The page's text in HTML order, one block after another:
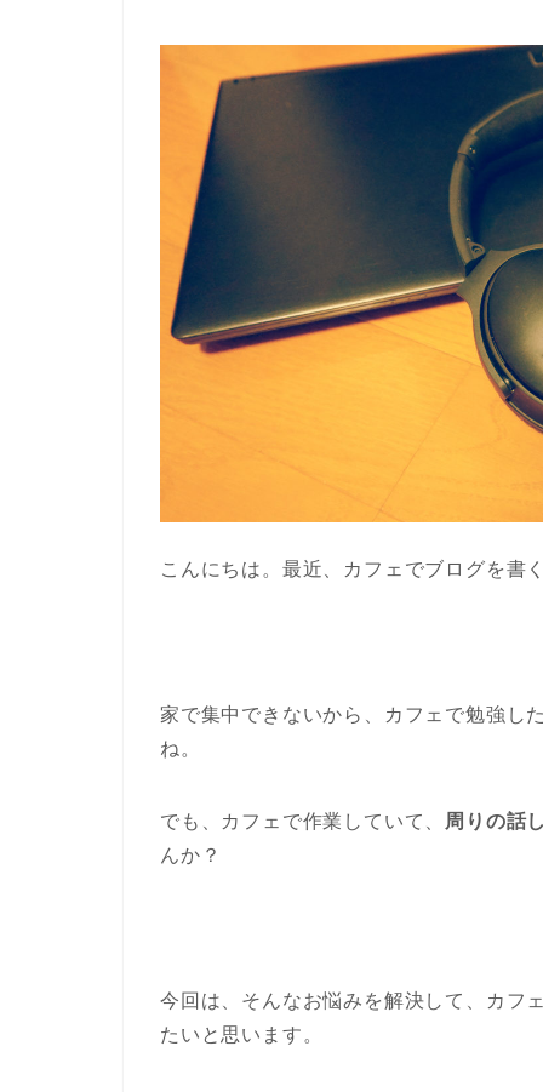
こんにちは。最近、カフェでブログを書
家で集中できないから、カフェで勉強し
ね。
でも、カフェで作業していて、
周りの話
んか？
今回は、そんなお悩みを解決して、カフ
たいと思います。